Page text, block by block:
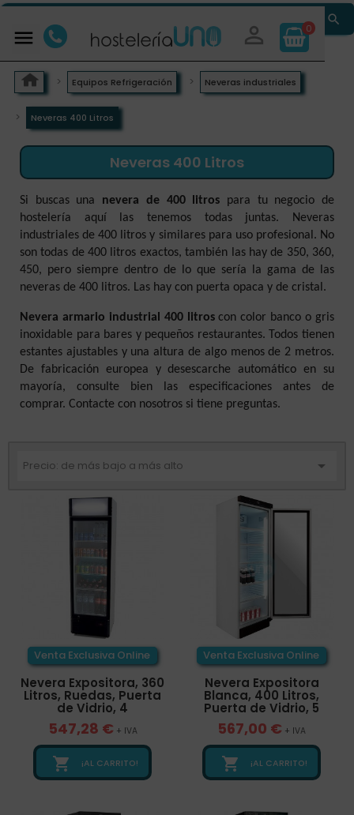
  0

Equipos Refrigeración Neveras industriales
Neveras 400 Litros
Neveras 400 Litros
Si buscas una nevera de 400 litros para tu negocio de
hostelería aquí las tenemos todas juntas. Neveras
industriales de 400 litros y similares para uso profesional. No
son todas de 400 litros exactos, también las hay de 350, 360,
450, pero siempre dentro de lo que sería la gama de las
neveras de 400 litros. Las hay con puerta opaca y de cristal.
Nevera armario industrial 400 litroscon color banco o gris
inoxidable para bares y pequeños restaurantes. Todos tienen
estantes ajustables y una altura de algo menos de 2 metros.
De fabricación europea y desescarche automático en su
mayoría, consulte bien las especificaciones antes de
comprar. Contacte con nosotros si tiene preguntas.
Precio: de más bajo a más alto 
Venta Exclusiva Online
Nevera Expositora, 360
Litros, Ruedas, Puerta
de Vidrio, 4
547,28 € + IVA
 ¡AL CARRITO!
Venta Exclusiva Online
Nevera Expositora
Blanca, 400 Litros,
Puerta de Vidrio, 5
567,00 € + IVA
 ¡AL CARRITO!